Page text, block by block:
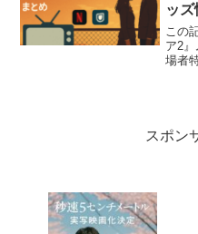
ッ
この
ア2
場者
スポン